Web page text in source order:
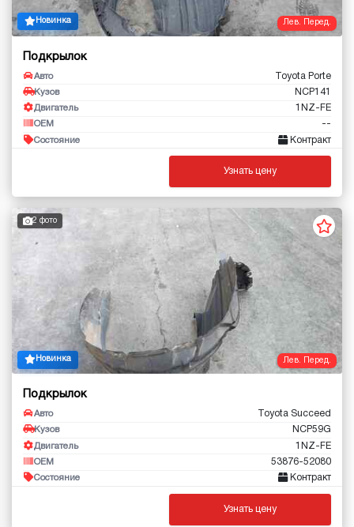
Лев. Перед.
Новинка
Подкрылок
Авто Toyota Porte
Кузов NCP141
Двигатель 1NZ-FE
OEM --
Состояние Контракт
Узнать цену
Лев. Перед.
2 фото
Новинка
Подкрылок
Авто Toyota Succeed
Кузов NCP59G
Двигатель 1NZ-FE
OEM 53876-52080
Состояние Контракт
Узнать цену